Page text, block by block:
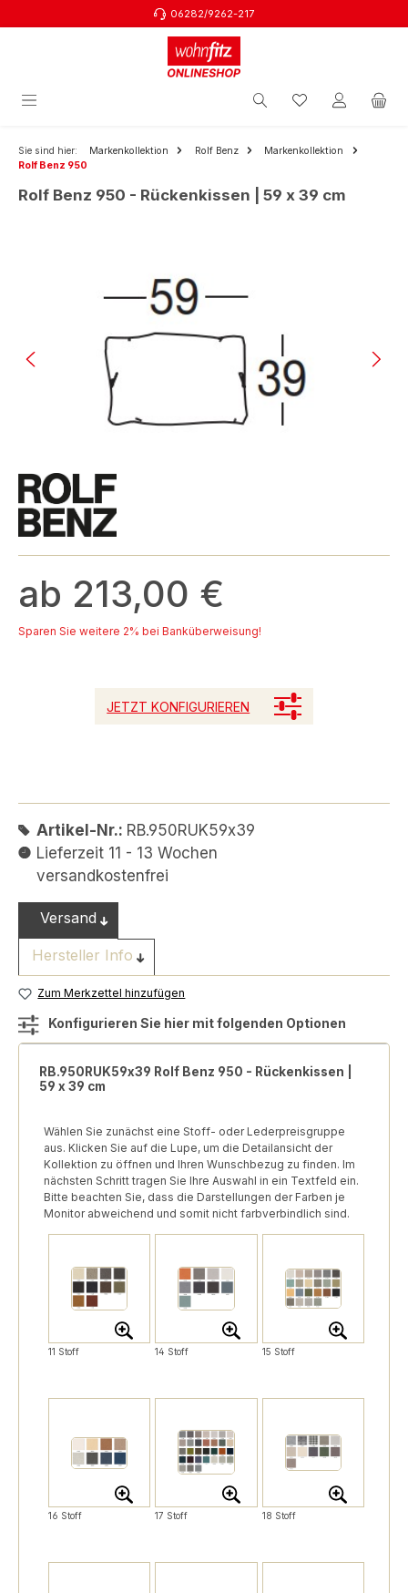
06282/9262-217
Sie sind hier: Markenkollektion Rolf Benz
Markenkollektion
Rolf Benz 950
Rolf Benz 950 - Rückenkissen | 59 x 39 cm
ab 213,00 €
Sparen Sie weitere 2% bei Banküberweisung!
JETZT KONFIGURIEREN
Artikel-Nr.: RB.950RUK59x39
Lieferzeit 11 - 13 Wochen
versandkostenfrei
Versand
Hersteller Info
Zum Merkzettel hinzufügen
Konfigurieren Sie hier mit folgenden Optionen
RB.950RUK59x39 Rolf Benz 950 - Rückenkissen |
59 x 39 cm
Wählen Sie zunächst eine Stoff- oder Lederpreisgruppe
aus. Klicken Sie auf die Lupe, um die Detailansicht der
Kollektion zu öffnen und Ihren Wunschbezug zu finden. Im
nächsten Schritt tragen Sie Ihre Auswahl in ein Textfeld ein.
Bitte beachten Sie, dass die Darstellungen der Farben je
Monitor abweichend und somit nicht farbverbindlich sind.
11 Stoff 14 Stoff 15 Stoff
16 Stoff 17 Stoff 18 Stoff